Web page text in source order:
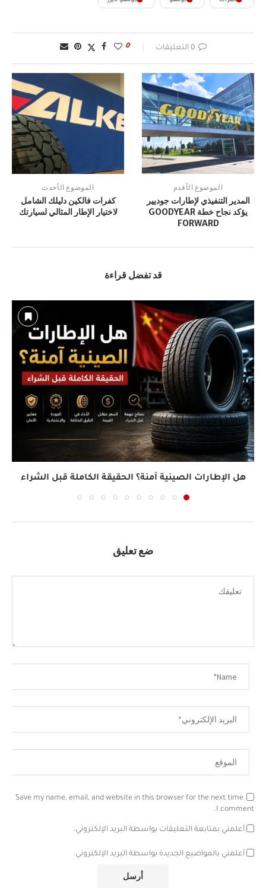
0 التعليقات 0
الموضوع الأقدم
المدير التنفيذي لإطارات جوديير
يؤكد نجاح خطة GOODYEAR
FORWARD
الموضوع الأحدث
كفرات فالكين دليلك الشامل
لاختيار الإطار المثالي لسيارتك
قد تفضل قراءة
هل الإطارات الصينية آمنة؟ الحقيقة الكاملة قبل الشراء
ضع تعليق
Save my name, email, and website in this browser for the next time
I comment.
أعلمني بمتابعة التعليقات بواسطة البريد الإلكتروني.
أعلمني بالمواضيع الجديدة بواسطة البريد الإلكتروني.